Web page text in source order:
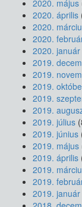
2020. május
2020. április
2020.
2020.
2020. január
2019.
2019.
2019.
2019.
2019.
2019. július
2019. június
2019. május
2019. április
2019.
2019.
2019. január